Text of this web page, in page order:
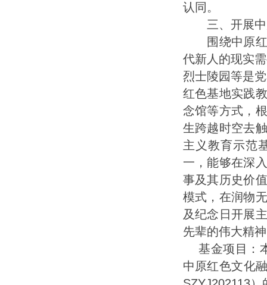
认同。
三、开展中
围绕中原红
代新人的现实
烈士陵园等是
红色基地实践
念馆等方式，
生跨越时空去
主义教育示范
一，能够在深
事及其历史价
模式，在润物
及纪念日开展
先辈的伟大精
基金项目：
中原红色文化